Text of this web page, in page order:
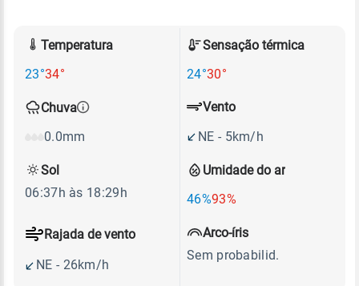
Temperatura
23°34°
Sensação térmica
24°30°
Chuva
0.0mm
Umidade do ar
46%93%
Vento
NE - 5km/h
Rajada de vento
NE - 26km/h
Sol
06:37h às 18:29h
Arco-íris
Sem probabilid.